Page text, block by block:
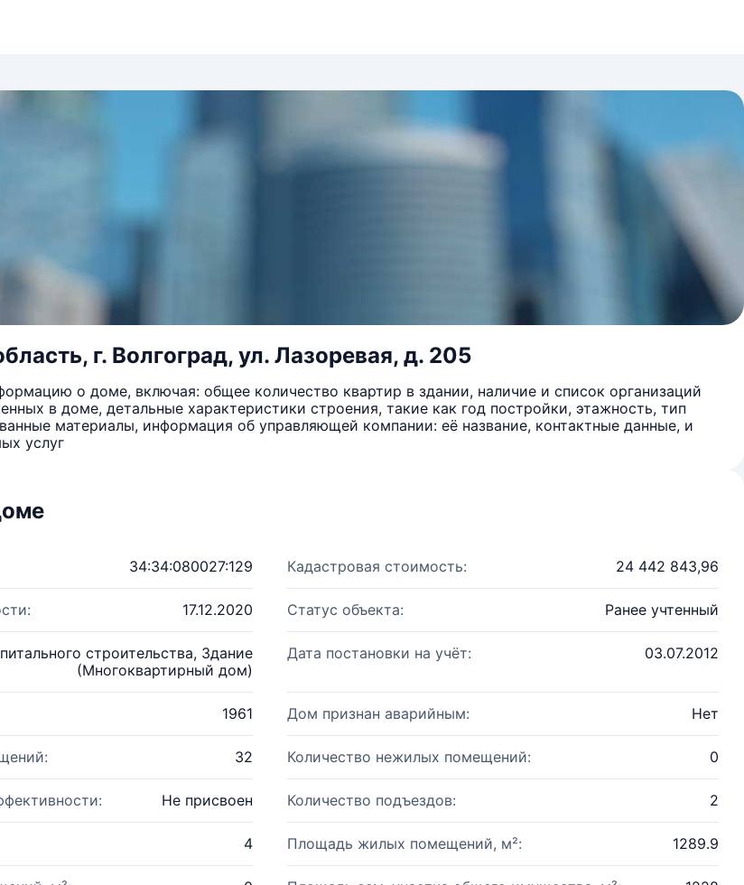
г. Волгоград, ул. Лазоревая, д. 205
о доме, включая: общее количество квартир в здании, наличие и список организаций
в доме, детальные характеристики строения, такие как год постройки, этажность, тип
материалы, информация об управляющей компании: её название, контактные данные, и
услуг
34:34:080027:129 Кадастровая стоимость: 24 442 843,96
17.12.2020 Статус объекта: Ранее учтенный
строительства, Здание
(Многоквартирный дом)
Дата постановки на учёт: 03.07.2012
1961 Дом признан аварийным: Нет
32 Количество нежилых помещений: 0
Не присвоен Количество подъездов: 2
4 Площадь жилых помещений, м²: 1289.9